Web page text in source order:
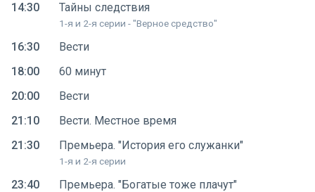
14:30
Тайны следствия
1-я и 2-я серии - "Верное средство"
16:30
Вести
18:00
60 минут
20:00
Вести
21:10
Вести. Местное время
21:30
Премьера. "История его служанки"
1-я и 2-я серии
23:40 Премьера. "Богатые тоже плачут"